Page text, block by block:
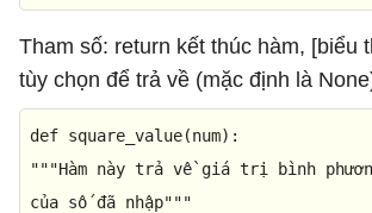
Tham số: return kết thúc hàm, [biểu
tùy chọn để trả về (mặc định là
def square_value(num
"""Hàm này trả về giá trị bình
của số đã nhập"""